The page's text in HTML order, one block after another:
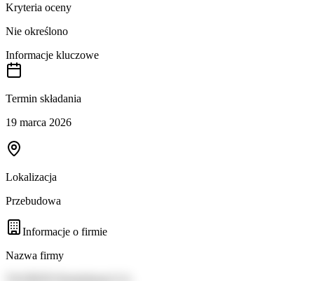
Kryteria oceny
Nie określono
Informacje kluczowe
Termin składania
19 marca 2026
Lokalizacja
Przebudowa
Informacje o firmie
Nazwa firmy